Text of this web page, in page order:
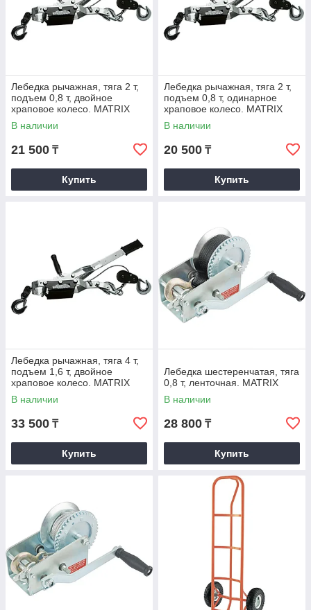
Лебедка рычажная, тяга 2 т,
подъем 0,8 т, двойное
храповое колесо. MATRIX
В наличии
21 500 ₸
Купить
Лебедка рычажная, тяга 2 т,
подъем 0,8 т, одинарное
храповое колесо. MATRIX
В наличии
20 500 ₸
Купить
Лебедка рычажная, тяга 4 т,
подъем 1,6 т, двойное
храповое колесо. MATRIX
В наличии
33 500 ₸
Купить
Лебедка шестеренчатая, тяга
0,8 т, ленточная. MATRIX
В наличии
28 800 ₸
Купить